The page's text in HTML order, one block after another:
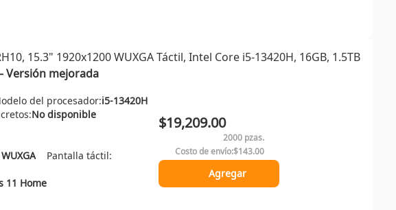
15.3" 1920x1200 WUXGA Táctil, Intel Core i5-13420H, 16GB, 1.5TB
Versión mejorada
del procesador:i5-13420H
No disponible
Pantalla táctil:
11 Home
$19,209.00
Costo de envío:$143.00
2000 pzas.
Agregar